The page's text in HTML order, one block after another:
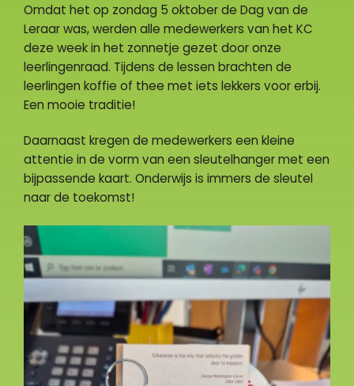
Omdat het op zondag 5 oktober de Dag van de
Leraar was, werden alle medewerkers van het KC
deze week in het zonnetje gezet door onze
leerlingenraad. Tijdens de lessen brachten de
leerlingen koffie of thee met iets lekkers voor erbij.
Een mooie traditie!
Daarnaast kregen de medewerkers een kleine
attentie in de vorm van een sleutelhanger met een
bijpassende kaart. Onderwijs is immers de sleutel
naar de toekomst!